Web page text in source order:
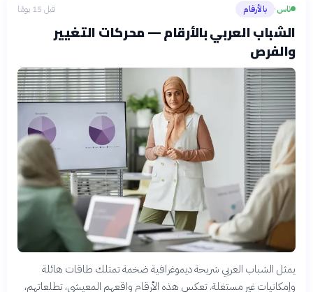
ناس› بالأرقام قبل 15 يومًا
الشباب العربي بالأرقام — محركات التغيير
والفرص
يمثل الشباب العربي شريحة ديموغرافية ضخمة تمتلك طاقات هائلة
وإمكانيات غير مستغلة. تعكس هذه الأرقام واقعهم المعيشي، تطلعاتهم،